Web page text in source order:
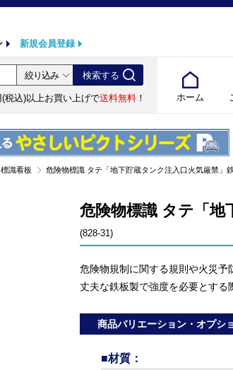
新規会員登録
ホーム
(税込)以上お買い上げで送料無料 ！
標識看板 危険物標識 タテ「地下貯蔵タンク注入口火気厳禁」
危険物標識 タテ「地
(828-31)
危険物規制に関する規則や火災
丈夫な鉄板製で強度を必要とする
商品バリエーション・オプシ
■材質 ：